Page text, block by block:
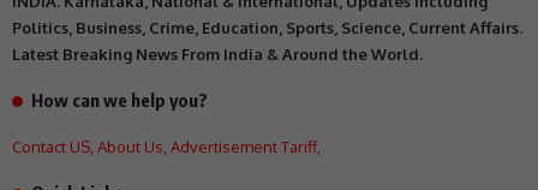
Politics, Business, Crime, Education, Sports, Science, Current Affairs.
Latest Breaking News From India & Around the World.
How can we help you?
Contact US, About Us, Advertisement Tariff,